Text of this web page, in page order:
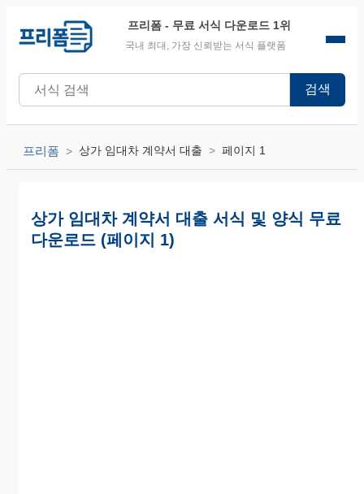
프리폼 - 무료 서식 다운로드 1위
국내 최대, 가장 신뢰받는 서식 플랫폼
검색
프리폼 상가 임대차 계약서 대출 페이지 1
상가 임대차 계약서 대출 서식 및 양식 무료
다운로드 (페이지 1)